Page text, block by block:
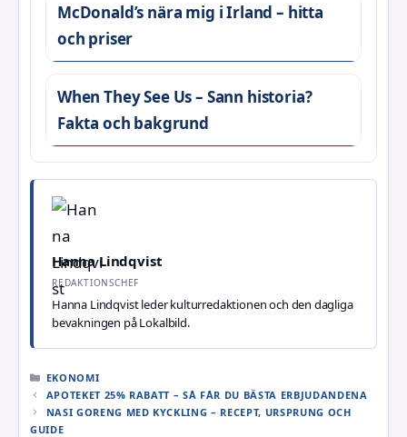
McDonald’s nära mig i Irland – hitta
och priser
When They See Us – Sann historia?
Fakta och bakgrund
Hanna Lindqvist
REDAKTIONSCHEF
Hanna Lindqvist leder kulturredaktionen och den dagliga
bevakningen på Lokalbild.
KATEGORIER
EKONOMI
APOTEKET 25% RABATT – SÅ FÅR DU BÄSTA ERBJUDANDENA
NASI GORENG MED KYCKLING – RECEPT, URSPRUNG OCH
GUIDE